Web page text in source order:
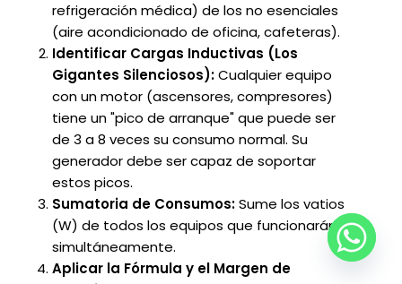
refrigeración médica) de los no esenciales
(aire acondicionado de oficina, cafeteras).
Identificar Cargas Inductivas (Los
Gigantes Silenciosos):Cualquier equipo
con un motor (ascensores, compresores)
tiene un "pico de arranque" que puede ser
de 3 a 8 veces su consumo normal. Su
generador debe ser capaz de soportar
estos picos.
Sumatoria de Consumos:Sume los vatios
(W) de todos los equipos que funcionarán
simultáneamente.
Aplicar la Fórmula y el Margen de